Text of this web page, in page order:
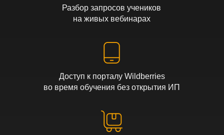
Разбор запросов учеников
на живых вебинарах
Доступ к порталу Wildberries
во время обучения без открытия ИП